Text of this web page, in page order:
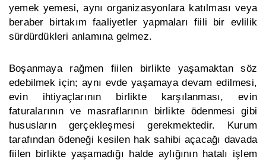
yemek yemesi, aynı organizasyonlara katılması veya
beraber birtakım faaliyetler yapmaları fiili bir evlilik
sürdürdükleri anlamına gelmez.
Boşanmaya rağmen fiilen birlikte yaşamaktan söz
edebilmek için; aynı evde yaşamaya devam edilmesi,
evin ihtiyaçlarının birlikte karşılanması, evin
faturalarının ve masraflarının birlikte ödenmesi gibi
hususların gerçekleşmesi gerekmektedir. Kurum
tarafından ödeneği kesilen hak sahibi açacağı davada
fiilen birlikte yaşamadığı halde aylığının hatalı işlem